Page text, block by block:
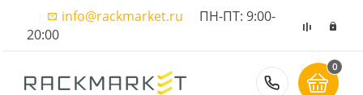
info@rackmarket.ru ПН-ПТ: 9:00-
20:00
0